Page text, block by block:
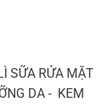
SỮA RỬA MẶT
DA - KEM